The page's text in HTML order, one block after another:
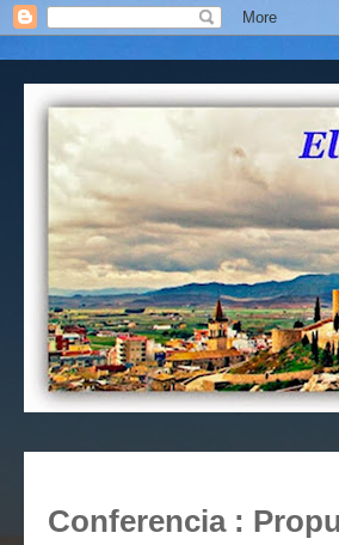
Conferencia :